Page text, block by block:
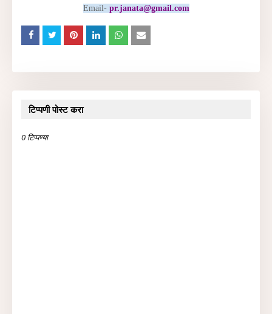
Email- pr.janata@gmail.com
टिप्पणी पोस्ट करा
0 टिप्पण्या